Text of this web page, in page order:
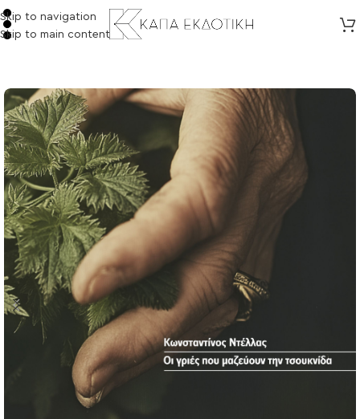
Skip to navigation
Skip to main content